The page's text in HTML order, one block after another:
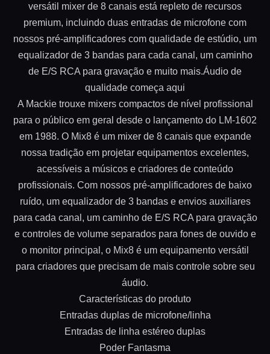
versátil mixer de 8 canais está repleto de recursos
premium, incluindo duas entradas de microfone com
nossos pré-amplificadores com qualidade de estúdio, um
equalizador de 3 bandas para cada canal, um caminho
de E/S RCA para gravação e muito mais.Áudio de
qualidade começa aqui
A Mackie trouxe mixers compactos de nível profissional
para o público em geral desde o lançamento do LM-1602
em 1988. O Mix8 é um mixer de 8 canais que expande
nossa tradição em projetar equipamentos excelentes,
acessíveis a músicos e criadores de conteúdo
profissionais. Com nossos pré-amplificadores de baixo
ruído, um equalizador de 3 bandas e envios auxiliares
para cada canal, um caminho de E/S RCA para gravação
e controles de volume separados para fones de ouvido e
o monitor principal, o Mix8 é um equipamento versátil
para criadores que precisam de mais controle sobre seu
áudio.
Características do produto
Entradas duplas de microfone/linha
Entradas de linha estéreo duplas
Poder Fantasma